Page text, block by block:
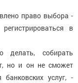
право выбора -
в
делать, собирать
но и он не сможет
услуг, -